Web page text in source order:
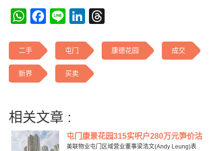
WhatsApp
Facebook
LineLinkedIn
二手 屯门 康德花园 成交
新界 买卖
相关文章 :
屯门康景花园315实呎户280万元笋价沽
美联物业屯门区域营业董事梁浩文(Andy Leung)表